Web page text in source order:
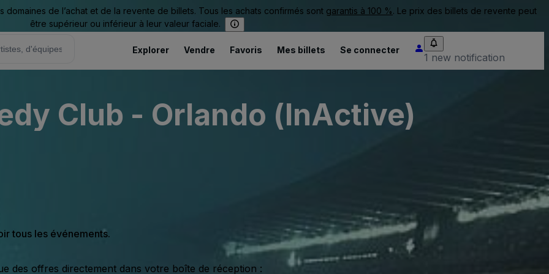
de l’achat et de la revente de billets. Tous les achats confirmés sont garantis à 100 %. Le prix des billets de revente peut
être supérieur ou inférieur à leur valeur faciale.
Explorer Vendre Favoris Mes billets Se connecter
1 new notification
Club - Orlando (InActive)
tous les événements.
des offres directement dans votre boîte de réception :